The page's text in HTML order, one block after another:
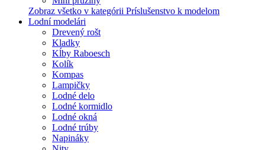
Zobraz všetko v kategórii Príslušenstvo k modelom
Lodní modelári
Drevený rošt
Kladky
Kĺby Raboesch
Kolík
Kompas
Lampičky
Lodné delo
Lodné kormidlo
Lodné okná
Lodné trúby
Napináky